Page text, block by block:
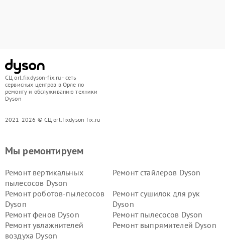
СЦ orl.fixdyson-fix.ru - сеть
сервисных центров в Орле по
ремонту и обслуживанию техники
Dyson
2021-2026 © СЦ orl.fixdyson-fix.ru
Мы ремонтируем
Ремонт вертикальных
пылесосов Dyson
Ремонт стайлеров Dyson
Ремонт роботов-пылесосов
Dyson
Ремонт сушилок для рук
Dyson
Ремонт фенов Dyson
Ремонт пылесосов Dyson
Ремонт увлажнителей
воздуха Dyson
Ремонт выпрямителей Dyson